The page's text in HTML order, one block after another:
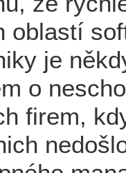
oblastí
je
o
firem,